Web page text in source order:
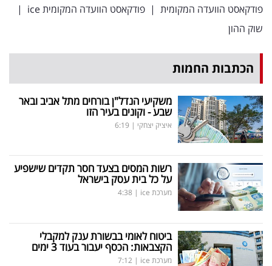
פודקאסט הוועדה המקומית | פודקאסט הוועדה המקומית ice
|
שוק ההון
הכתבות החמות
משקיעי הנדל"ן בורחים מתל אביב ובאר
שבע - וקונים בעיר הזו
איציק יצחקי |
6:19
רשות המסים בצעד חסר תקדים שישפיע
על כל בית עסק בישראל
מערכת ice |
4:38
ביטוח לאומי בבשורת ענק למקבלי
הקצבאות: הכסף יעבור בעוד 3 ימים
מערכת ice |
7:12